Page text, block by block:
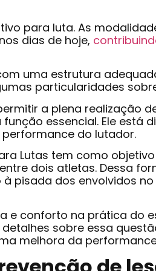
para luta. As
dias de hoje,
uma estrutura
particularidades
a plena realização
essencial. Ele está
do lutador.
Lutas tem como
dois atletas. Dessa
pisada dos envolvidos
e conforto na prática do
sobre essa
melhora da